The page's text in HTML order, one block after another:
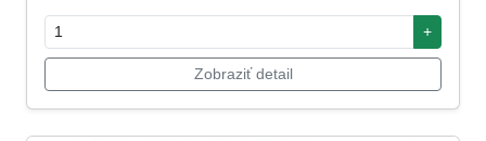
+
Zobraziť detail